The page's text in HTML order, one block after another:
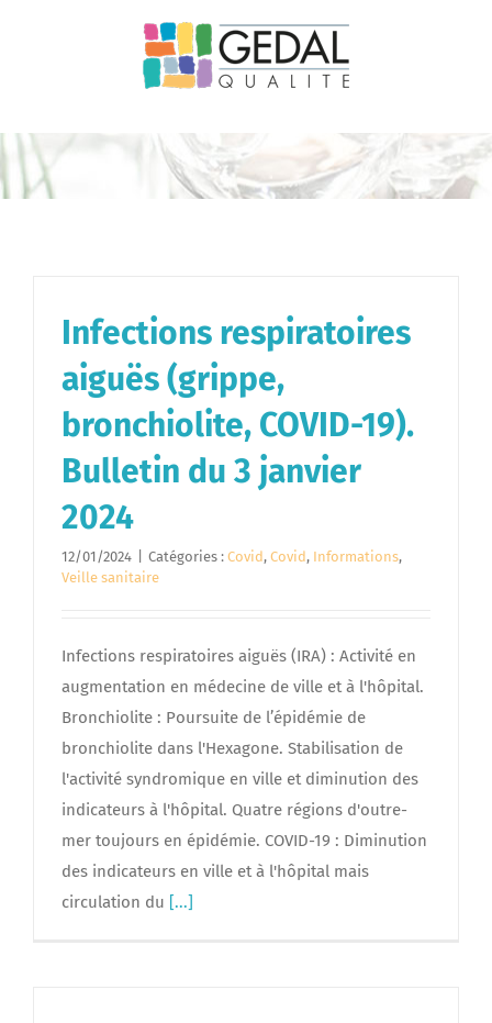
Infections respiratoires
aiguës (grippe,
bronchiolite, COVID-19).
Bulletin du 3 janvier
2024
12/01/2024 Catégories : Covid, Covid, Informations,
Veille sanitaire
Infections respiratoires aiguës (IRA) : Activité en
augmentation en médecine de ville et à l'hôpital.
Bronchiolite : Poursuite de l’épidémie de
bronchiolite dans l'Hexagone. Stabilisation de
l'activité syndromique en ville et diminution des
indicateurs à l'hôpital. Quatre régions d'outre-
mer toujours en épidémie. COVID-19 : Diminution
des indicateurs en ville et à l'hôpital mais
circulation du [...]